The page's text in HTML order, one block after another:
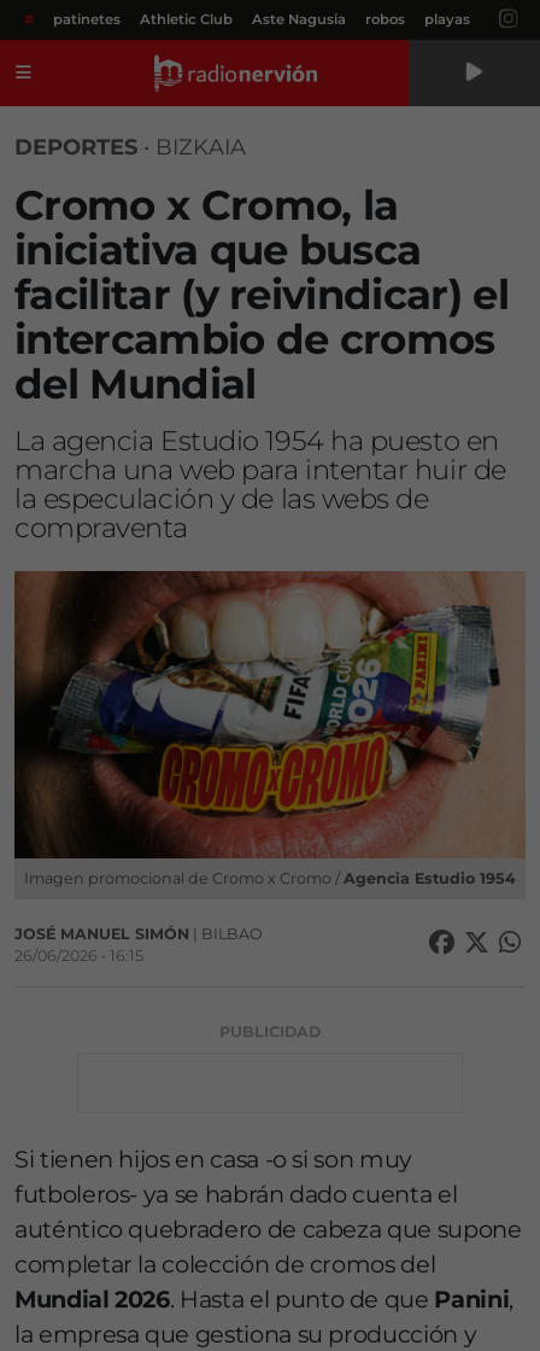
# patinetes Athletic Club Aste Nagusia robos playas
DEPORTES • BIZKAIA
Cromo x Cromo, la
iniciativa que busca
facilitar (y reivindicar) el
intercambio de cromos
del Mundial
La agencia Estudio 1954 ha puesto en
marcha una web para intentar huir de
la especulación y de las webs de
compraventa
Imagen promocional de Cromo x Cromo / Agencia Estudio 1954
JOSÉ MANUEL SIMÓN | BILBAO
26/06/2026 • 16:15
PUBLICIDAD
Si tienen hijos en casa -o si son muy
futboleros- ya se habrán dado cuenta el
auténtico quebradero de cabeza que supone
completar la colección de cromos del
Mundial 2026. Hasta el punto de que Panini,
la empresa que gestiona su producción y